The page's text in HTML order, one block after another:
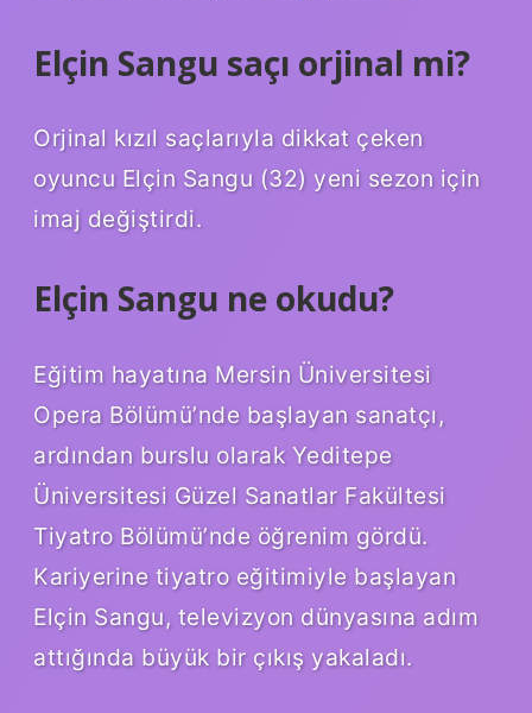
Elçin Sangu saçı orjinal mi?
Orjinal kızıl saçlarıyla dikkat çeken
oyuncu Elçin Sangu (32) yeni sezon için
imaj değiştirdi.
Elçin Sangu ne okudu?
Eğitim hayatına Mersin Üniversitesi
Opera Bölümü’nde başlayan sanatçı,
ardından burslu olarak Yeditepe
Üniversitesi Güzel Sanatlar Fakültesi
Tiyatro Bölümü’nde öğrenim gördü.
Kariyerine tiyatro eğitimiyle başlayan
Elçin Sangu, televizyon dünyasına adım
attığında büyük bir çıkış yakaladı.